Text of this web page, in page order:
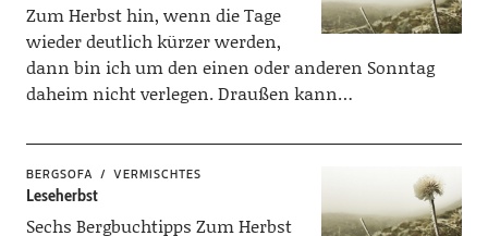
Zum Herbst hin, wenn die Tage
wieder deutlich kürzer werden,
dann bin ich um den einen oder anderen Sonntag
daheim nicht verlegen. Draußen kann…
BERGSOFA VERMISCHTES
Leseherbst
Sechs Bergbuchtipps Zum Herbst